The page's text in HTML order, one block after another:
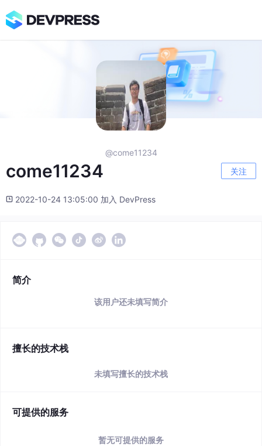
@come11234
come11234 关注
2022-10-24 13:05:00 加入 DevPress
简介
该用户还未填写简介
擅长的技术栈
未填写擅长的技术栈
可提供的服务
暂无可提供的服务